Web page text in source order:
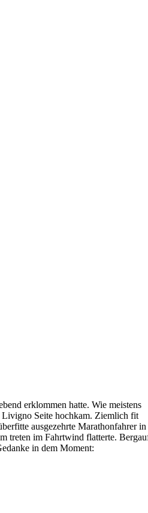
erklommen hatte. Wie meistens
Livigno Seite hochkam. Ziemlich fit
ausgezehrte Marathonfahrer in
treten im Fahrtwind flatterte.
in dem Moment: